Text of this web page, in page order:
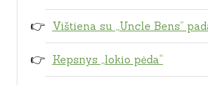
Vištiena su „Uncle Bens”
Kepsnys „lokio pėda“